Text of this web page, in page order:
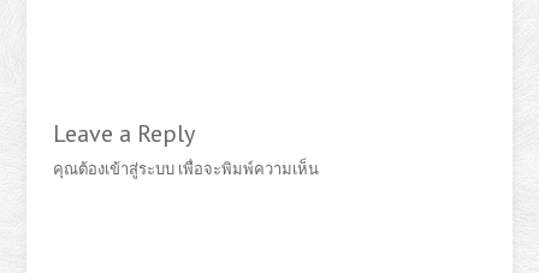
Leave a Reply
คุณต้องเข้าสู่ระบบ เพื่อจะพิมพ์ความเห็น